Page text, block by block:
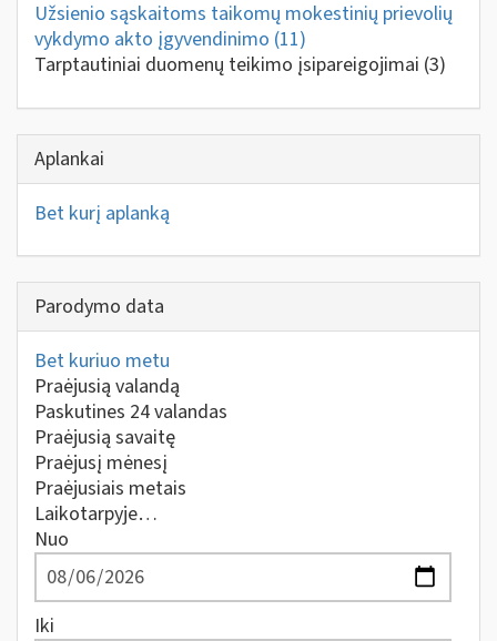
Užsienio sąskaitoms taikomų mokestinių prievolių
vykdymo akto įgyvendinimo (11)
Tarptautiniai duomenų teikimo įsipareigojimai (3)
Aplankai
Bet kurį aplanką
Parodymo data
Bet kuriuo metu
Praėjusią valandą
Paskutines 24 valandas
Praėjusią savaitę
Praėjusį mėnesį
Praėjusiais metais
Laikotarpyje…
Nuo
Iki